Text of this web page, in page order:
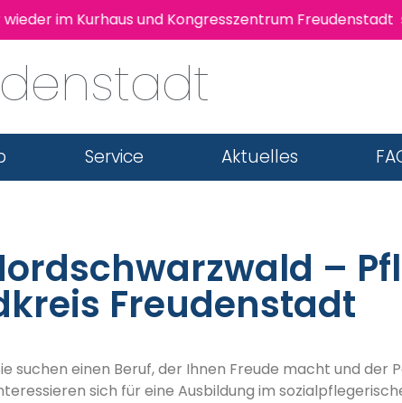
im Kurhaus und Kongresszentrum Freudenstadt
Service Aktuelles
–
Freudenstadt
suchen einen Beruf, der Ihnen Freude macht und der
sich für eine Ausbildung im